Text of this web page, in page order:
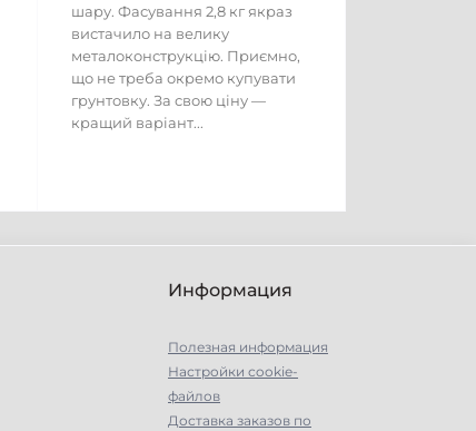
шару. Фасування 2,8 кг якраз
вистачило на велику
металоконструкцію. Приємно,
що не треба окремо купувати
грунтовку. За свою ціну —
кращий варіант...
Информация
Полезная информация
Настройки сookie-
файлов
Доставка заказов по